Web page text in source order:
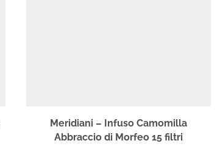
Meridiani – Infuso Camomilla
Abbraccio di Morfeo 15 filtri